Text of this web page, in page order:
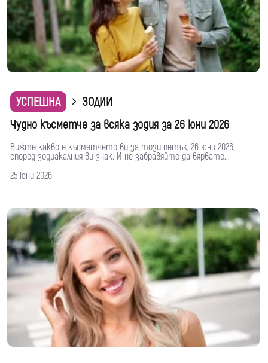
УСПЕШНА
ЗОДИИ
Чудно късметче за всяка зодия за 26 юни 2026
Вижте какво е късметчето ви за този петък, 26 юни 2026,
според зодиакалния ви знак. И не забравяйте да вярвате...
25 юни 2026